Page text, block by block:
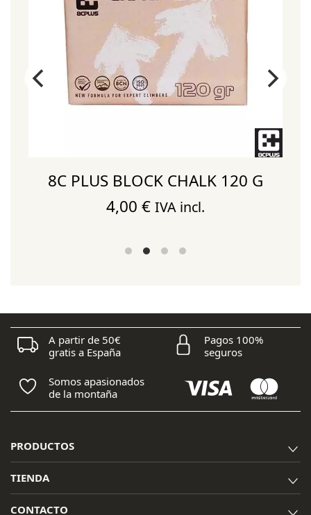
8C PLUS BLOCK CHALK 120 G
4,00 € IVA incl.
A partir de 50€
gratis a España
Pagos 100%
seguros
Somos apasionados
de la montaña
PRODUCTOS
TIENDA
CONTACTO